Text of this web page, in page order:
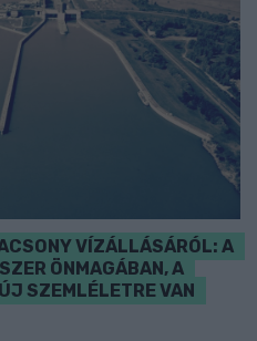
VÍZÁLLÁSÁRÓL: A
ÖNMAGÁBAN, A
SZEMLÉLETRE VAN